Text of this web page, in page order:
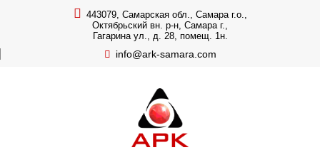
443079, Самарская обл., Самара г.о.,
Октябрьский вн. р-н, Самара г.,
Гагарина ул., д. 28, помещ. 1н.
info@ark-samara.com